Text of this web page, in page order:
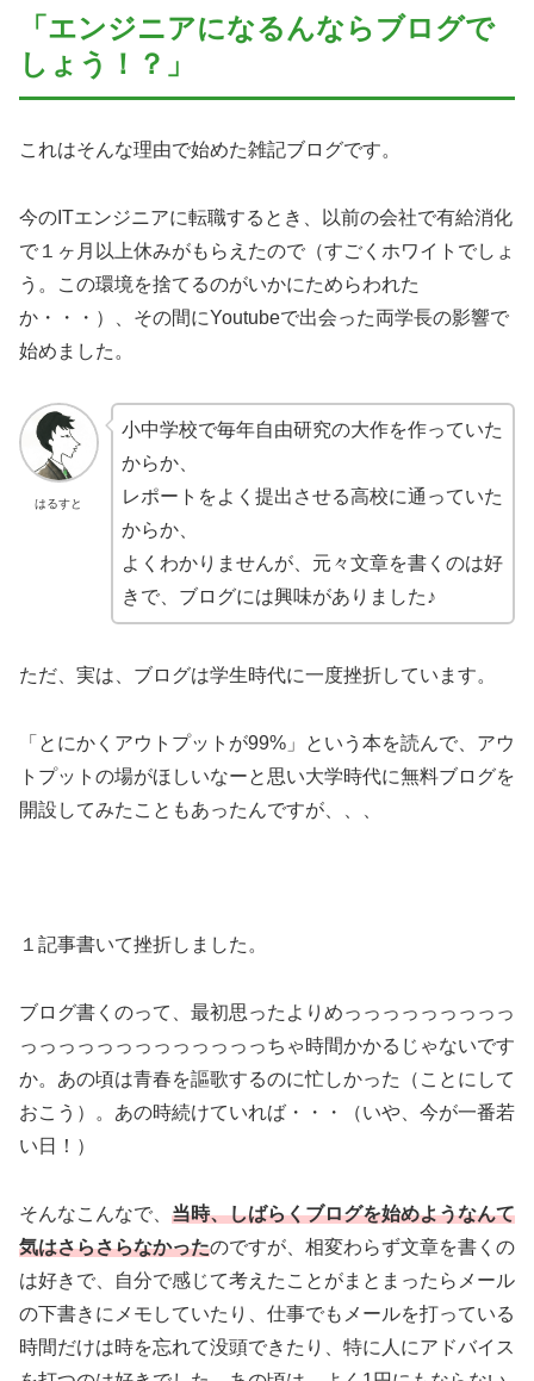
「エンジニアになるんならブログで
しょう！？」
これはそんな理由で始めた雑記ブログです。
今のITエンジニアに転職するとき、以前の会社で有給消化
で１ヶ月以上休みがもらえたので（すごくホワイトでしょ
う。この環境を捨てるのがいかにためらわれた
か・・・）、その間にYoutubeで出会った両学長の影響で
始めました。
はるすと
小中学校で毎年自由研究の大作を作っていた
からか、
レポートをよく提出させる高校に通っていた
からか、
よくわかりませんが、元々文章を書くのは好
きで、ブログには興味がありました♪
ただ、実は、ブログは学生時代に一度挫折しています。
「とにかくアウトプットが99%」という本を読んで、アウ
トプットの場がほしいなーと思い大学時代に無料ブログを
開設してみたこともあったんですが、、、
１記事書いて挫折しました。
ブログ書くのって、最初思ったよりめっっっっっっっっっ
っっっっっっっっっっっっっちゃ時間かかるじゃないです
か。あの頃は青春を謳歌するのに忙しかった（ことにして
おこう）。あの時続けていれば・・・（いや、今が一番若
い日！）
そんなこんなで、 当時、しばらくブログを始めようなんて
気はさらさらなかったのですが、相変わらず文章を書くの
は好きで、自分で感じて考えたことがまとまったらメール
の下書きにメモしていたり、仕事でもメールを打っている
時間だけは時を忘れて没頭できたり、特に人にアドバイス